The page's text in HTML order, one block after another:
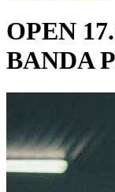
OPEN
BANDA